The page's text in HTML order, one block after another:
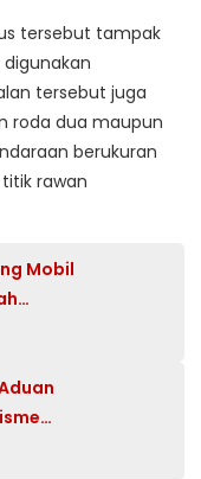
tersebut tampak
tersebut juga
roda dua maupun
berukuran
rawan
Mobil